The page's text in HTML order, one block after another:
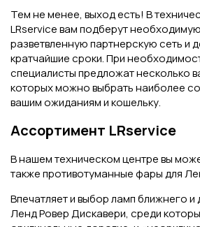
Тем не менее, выход есть! В
LRservice вам подберут
разветвленную партнерскую сеть и
кратчайшие сроки. При
специалисты предложат несколько
которых можно выбрать наиболее
вашим ожиданиям и кошельку.
Ассортимент LRservice
В нашем техническом центре вы
также противотуманные фары для
Впечатляет и выбор ламп ближнего и
Ленд Ровер Дискавери, среди